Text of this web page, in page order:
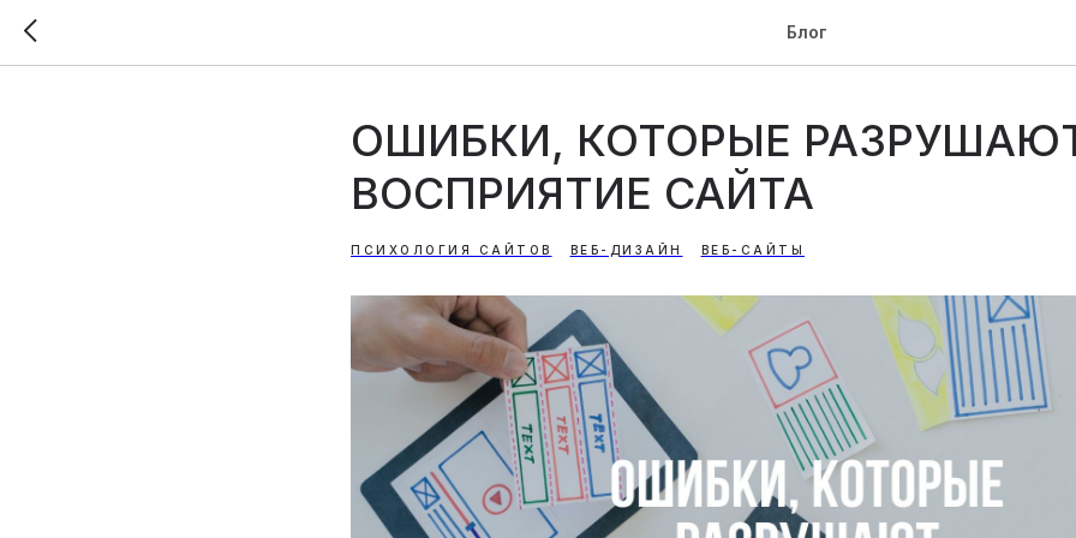
Блог
ОШИБКИ, КОТОРЫЕ
ВОСПРИЯТИЕ САЙТА
ПСИХОЛОГИЯ САЙТОВ ВЕБ-ДИЗАЙН ВЕБ-САЙТЫ